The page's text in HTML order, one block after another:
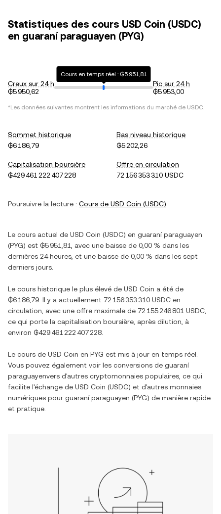
Statistiques des cours USD Coin (USDC)
en guaraní paraguayen (PYG)
Creux sur 24 h
₲5 950,62
Cours en temps réel : ₲5 951,81
Pic sur 24 h
₲5 953,00
*Les données suivantes montrent les informations du marché de USDC.
Sommet historique
₲6 186,79
Bas niveau historique
₲5 202,26
Capitalisation boursière
₲429 461 222 407 228
Offre en circulation
72 156 353 310 USDC
Poursuivre la lecture : Cours de USD Coin (USDC)
Le cours actuel de USD Coin (USDC) en guaraní paraguayen
(PYG) est ₲5 951,81 , avec une baisse de 0,00 % dans les
dernières 24 heures, et une baisse de 0,00 % dans les sept
derniers jours.
Le cours historique le plus élevé de USD Coin a été de
₲6 186,79 . Il y a actuellement 72 156 353 310 USDC en
circulation, avec une offre maximale de 72 155 246 801 USDC
ce qui porte la capitalisation boursière, après dilution, à
environ ₲429 461 222 407 228
Le cours de USD Coin en PYG est mis à jour en temps réel.
Vous pouvez également voir les conversions de guaraní
paraguayenvers d'autres cryptomonnaies populaires, ce qui
facilite l'échange de USD Coin (USDC) et d'autres monnaies
numériques pour guaraní paraguayen (PYG) de manière rapide
et pratique.